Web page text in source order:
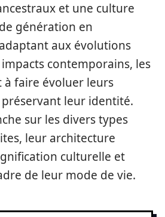
et une culture
génération en
aux évolutions
contemporains, les
faire évoluer leurs
leur identité.
sur les divers types
leur architecture
culturelle et
de leur mode de vie.